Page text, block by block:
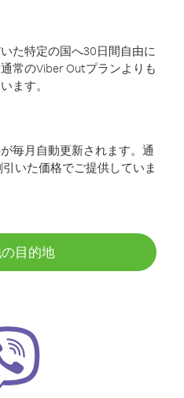
た特定の国へ30日間自由に
常のViber Outプランよりも
ます。
毎月自動更新されます。通
いた価格でご提供していま
目的地